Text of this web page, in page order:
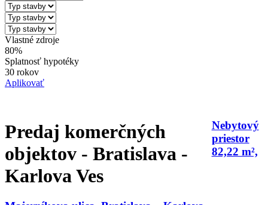
Vlastné zdroje
80%
Splatnosť hypotéky
30 rokov
Aplikovať
Predaj komerčných
objektov - Bratislava -
Karlova Ves
Nebytový
priestor
82,22 m²,